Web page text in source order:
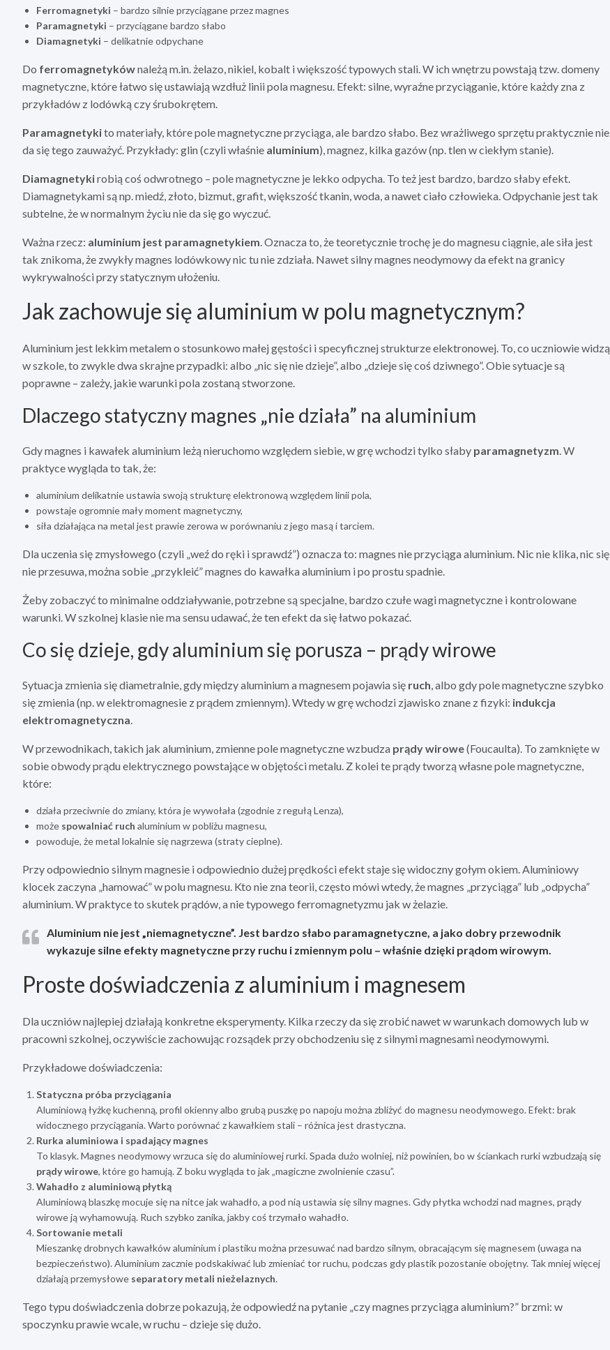
Ferromagnetyki – bardzo silnie przyciągane przez magnes
Paramagnetyki – przyciągane bardzo słabo
Diamagnetyki – delikatnie odpychane
Do ferromagnetykównależą m.in. żelazo, nikiel, kobalt i większość typowych stali. W ich wnętrzu powstają tzw. domeny
magnetyczne, które łatwo się ustawiają wzdłuż linii pola magnesu. Efekt: silne, wyraźne przyciąganie, które każdy zna z
przykładów z lodówką czy śrubokrętem.
Paramagnetykito materiały, które pole magnetyczne przyciąga, ale bardzo słabo. Bez wrażliwego sprzętu praktycznie nie
da się tego zauważyć. Przykłady: glin (czyli właśnie aluminium), magnez, kilka gazów (np. tlen w ciekłym stanie).
Diamagnetykirobią coś odwrotnego – pole magnetyczne je lekko odpycha. To też jest bardzo, bardzo słaby efekt.
Diamagnetykami są np. miedź, złoto, bizmut, grafit, większość tkanin, woda, a nawet ciało człowieka. Odpychanie jest tak
subtelne, że w normalnym życiu nie da się go wyczuć.
Ważna rzecz: aluminium jest paramagnetykiem. Oznacza to, że teoretycznie trochę je do magnesu ciągnie, ale siła jest
tak znikoma, że zwykły magnes lodówkowy nic tu nie zdziała. Nawet silny magnes neodymowy da efekt na granicy
wykrywalności przy statycznym ułożeniu.
Jak zachowuje się aluminium w polu magnetycznym?
Aluminium jest lekkim metalem o stosunkowo małej gęstości i specyficznej strukturze elektronowej. To, co uczniowie widzą
w szkole, to zwykle dwa skrajne przypadki: albo „nic się nie dzieje”, albo „dzieje się coś dziwnego”. Obie sytuacje są
poprawne – zależy, jakie warunki pola zostaną stworzone.
Dlaczego statyczny magnes „nie działa” na aluminium
Gdy magnes i kawałek aluminium leżą nieruchomo względem siebie, w grę wchodzi tylko słaby paramagnetyzm. W
praktyce wygląda to tak, że:
aluminium delikatnie ustawia swoją strukturę elektronową względem linii pola,
powstaje ogromnie mały moment magnetyczny,
siła działająca na metal jest prawie zerowa w porównaniu z jego masą i tarciem.
Dla uczenia się zmysłowego (czyli „weź do ręki i sprawdź”) oznacza to: magnes nie przyciąga aluminium. Nic nie klika, nic się
nie przesuwa, można sobie „przykleić” magnes do kawałka aluminium i po prostu spadnie.
Żeby zobaczyć to minimalne oddziaływanie, potrzebne są specjalne, bardzo czułe wagi magnetyczne i kontrolowane
warunki. W szkolnej klasie nie ma sensu udawać, że ten efekt da się łatwo pokazać.
Co się dzieje, gdy aluminium się porusza – prądy wirowe
Sytuacja zmienia się diametralnie, gdy między aluminium a magnesem pojawia się ruch, albo gdy pole magnetyczne szybko
się zmienia (np. w elektromagnesie z prądem zmiennym). Wtedy w grę wchodzi zjawisko znane z fizyki: indukcja
elektromagnetyczna.
W przewodnikach, takich jak aluminium, zmienne pole magnetyczne wzbudza prądy wirowe(Foucaulta). To zamknięte w
sobie obwody prądu elektrycznego powstające w objętości metalu. Z kolei te prądy tworzą własne pole magnetyczne,
które:
działa przeciwnie do zmiany, która je wywołała (zgodnie z regułą Lenza),
może spowalniać ruch aluminium w pobliżu magnesu,
powoduje, że metal lokalnie się nagrzewa (straty cieplne).
Przy odpowiednio silnym magnesie i odpowiednio dużej prędkości efekt staje się widoczny gołym okiem. Aluminiowy
klocek zaczyna „hamować” w polu magnesu. Kto nie zna teorii, często mówi wtedy, że magnes „przyciąga” lub „odpycha”
aluminium. W praktyce to skutek prądów, a nie typowego ferromagnetyzmu jak w żelazie.
Aluminium nie jest „niemagnetyczne”. Jest bardzo słabo paramagnetyczne, a jako dobry przewodnik
wykazuje silne efekty magnetyczne przy ruchu i zmiennym polu – właśnie dzięki prądom wirowym.
Proste doświadczenia z aluminium i magnesem
Dla uczniów najlepiej działają konkretne eksperymenty. Kilka rzeczy da się zrobić nawet w warunkach domowych lub w
pracowni szkolnej, oczywiście zachowując rozsądek przy obchodzeniu się z silnymi magnesami neodymowymi.
Przykładowe doświadczenia:
Statyczna próba przyciągania
Aluminiową łyżkę kuchenną, profil okienny albo grubą puszkę po napoju można zbliżyć do magnesu neodymowego. Efekt: brak
widocznego przyciągania. Warto porównać z kawałkiem stali – różnica jest drastyczna.
Rurka aluminiowa i spadający magnes
To klasyk. Magnes neodymowy wrzuca się do aluminiowej rurki. Spada dużo wolniej, niż powinien, bo w ściankach rurki wzbudzają się
prądy wirowe, które go hamują. Z boku wygląda to jak „magiczne zwolnienie czasu”.
Wahadło z aluminiową płytką
Aluminiową blaszkę mocuje się na nitce jak wahadło, a pod nią ustawia się silny magnes. Gdy płytka wchodzi nad magnes, prądy
wirowe ją wyhamowują. Ruch szybko zanika, jakby coś trzymało wahadło.
Sortowanie metali
Mieszankę drobnych kawałków aluminium i plastiku można przesuwać nad bardzo silnym, obracającym się magnesem (uwaga na
bezpieczeństwo). Aluminium zacznie podskakiwać lub zmieniać tor ruchu, podczas gdy plastik pozostanie obojętny. Tak mniej więcej
działają przemysłowe separatory metali nieżelaznych.
Tego typu doświadczenia dobrze pokazują, że odpowiedź na pytanie „czy magnes przyciąga aluminium?” brzmi: w
spoczynku prawie wcale, w ruchu – dzieje się dużo.